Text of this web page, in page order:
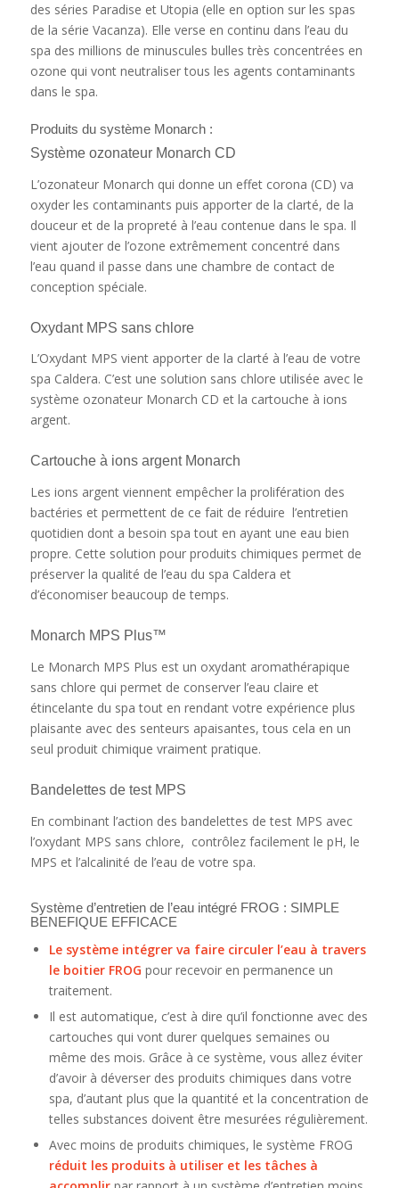
des séries Paradise et Utopia (elle en option sur les spas
de la série Vacanza). Elle verse en continu dans l’eau du
spa des millions de minuscules bulles très concentrées en
ozone qui vont neutraliser tous les agents contaminants
dans le spa.
Produits du système Monarch :
Système ozonateur Monarch CD
L’ozonateur Monarch qui donne un effet corona (CD) va
oxyder les contaminants puis apporter de la clarté, de la
douceur et de la propreté à l’eau contenue dans le spa. Il
vient ajouter de l’ozone extrêmement concentré dans
l’eau quand il passe dans une chambre de contact de
conception spéciale.
Oxydant MPS sans chlore
L’Oxydant MPS vient apporter de la clarté à l’eau de votre
spa Caldera. C’est une solution sans chlore utilisée avec le
système ozonateur Monarch CD et la cartouche à ions
argent.
Cartouche à ions argent Monarch
Les ions argent viennent empêcher la prolifération des
bactéries et permettent de ce fait de réduire l’entretien
quotidien dont a besoin spa tout en ayant une eau bien
propre. Cette solution pour produits chimiques permet de
préserver la qualité de l’eau du spa Caldera et
d’économiser beaucoup de temps.
Monarch MPS Plus™
Le Monarch MPS Plus est un oxydant aromathérapique
sans chlore qui permet de conserver l’eau claire et
étincelante du spa tout en rendant votre expérience plus
plaisante avec des senteurs apaisantes, tous cela en un
seul produit chimique vraiment pratique.
Bandelettes de test MPS
En combinant l’action des bandelettes de test MPS avec
l’oxydant MPS sans chlore, contrôlez facilement le pH, le
MPS et l’alcalinité de l’eau de votre spa.
Système d’entretien de l’eau intégré FROG : SIMPLE
BENEFIQUE EFFICACE
Le système intégrer va faire circuler l’eau à travers
le boitier FROG pour recevoir en permanence un
traitement.
Il est automatique, c’est à dire qu’il fonctionne avec des
cartouches qui vont durer quelques semaines ou
même des mois. Grâce à ce système, vous allez éviter
d’avoir à déverser des produits chimiques dans votre
spa, d’autant plus que la quantité et la concentration de
telles substances doivent être mesurées régulièrement.
Avec moins de produits chimiques, le système FROG
réduit les produits à utiliser et les tâches à